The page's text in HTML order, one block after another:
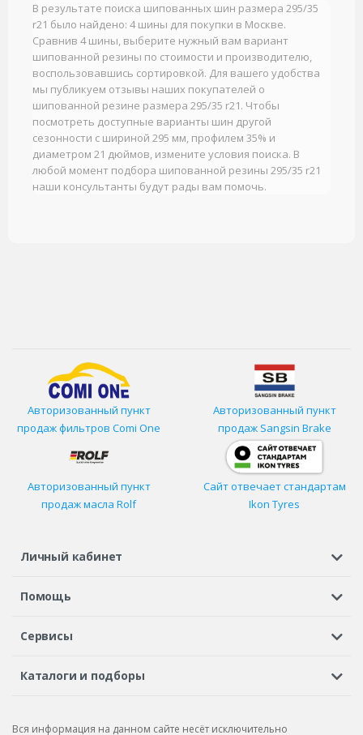
В результате поиска шипованных шин размера 295/35
r21 было найдено: 4 шины для покупки в Москве.
Сравнив 4 шины, выберите нужный вам вариант
шипованной резины по стоимости и производителю,
воспользовавшись сортировкой. Для вашего удобства
мы публикуем отзывы наших покупателей о
шипованной резине размера 295/35 r21. Чтобы
посмотреть доступные варианты шин другой
сезонности с шириной 295 мм, профилем 35% и
диаметром 21 дюймов, измените условия поиска. В
любой момент подбора шипованной резины 295/35 r21
наши консультанты будут рады вам помочь.
Авторизованный пункт
продаж фильтров Comi One
Авторизованный пункт
продаж Sangsin Brake
Авторизованный пункт
продаж масла Rolf
Сайт отвечает стандартам
Ikon Tyres
Личный кабинет
Регистрация или вход
Помощь
Шины в кредит
Сервисы
Автосервисы
Бонусная программа
Рекламации по услугам
Каталоги и подборы
Вся информация на данном сайте несёт исключительно